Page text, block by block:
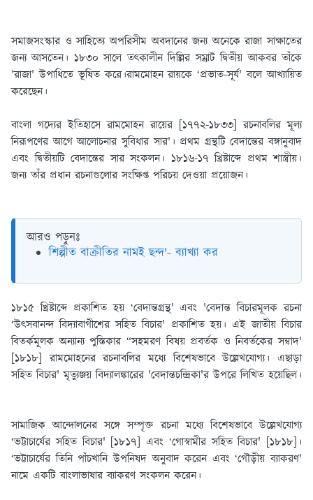
সমাজসংস্কার ও সাহিত্যে অপরিসীম অবদানের জন্য অনেকে রাজা সাক্ষাতের
জন্য আসতেন। ১৮৩০ সালে তৎকালীন দিল্লির সম্রাট দ্বিতীয় আকবর তাঁকে
'রাজা' উপাধিতে ভূষিত করে।রামমোহন রায়কে ‘প্রভাত-সূর্য' বলে আখ্যায়িত
করেছেন।
বাংলা গদ্যের ইতিহাসে রামমোহন রায়ের [১৭৭২-১৮৩৩] রচনাবলির মূল্য
নিরূপণের আগে আলোচনার সুবিধার সার'। প্রথম গ্রন্থটি বেদান্তের বঙ্গানুবাদ
এবং দ্বিতীয়টি বেদান্তের সার সংকলন। ১৮১৬-১৭ খ্রিষ্টাব্দে প্রথম শাস্ত্রীয়।
জন্য তাঁর প্রধান রচনাগুলোর সংক্ষিপ্ত পরিচয় দেওয়া প্রয়োজন।
আরও পড়ুনঃ
শিল্পীত বাক্রীতির নামই ছন্দ'- ব্যাখ্যা কর
১৮১৫ খ্রিষ্টাব্দে প্রকাশিত হয় ‘বেদান্তগ্রন্থ' এবং 'বেদান্ত বিচারমূলক রচনা
‘উৎসবানন্দ বিদ্যাবাগীশের সহিত বিচার' প্রকাশিত হয়। এই জাতীয় বিচার
বিতর্কমূলক অন্যান্য পুস্তিকার “সহমরণ বিষয় প্রবর্তক ও নিবর্তকের সম্বাদ'
[১৮১৮] রামমোহনের রচনাবলির মধ্যে বিশেষভাবে উল্লেখযোগ্য। এছাড়া
সহিত বিচার' মৃত্যুঞ্জয় বিদ্যালঙ্কারের 'বেদান্তচন্দ্রিকা'র উপরে লিখিত হয়েছিল।
সামাজিক আন্দোলনের সঙ্গে সম্পৃক্ত রচনা মধ্যে বিশেষভাবে উল্লেখযোগ্য
‘ভট্টাচার্যের সহিত বিচার' [১৮১৭] এবং ‘গোস্বামীর সহিত বিচার' [১৮১৮]।
‘ভট্টাচার্যের তিনি পাঁচখানি উপনিষদ অনুবাদ করেন এবং ‘গৌড়ীয় ব্যাকরণ'
নামে একটি বাংলাভাষার ব্যাকরণ সংকলন করেন।